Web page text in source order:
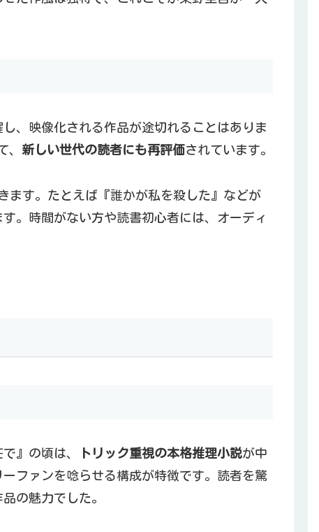
、映像化される作品が途切れることはありま
、 新しい世代の読者にも再評価されています。
ます。たとえば『誰かが私を殺した』などが
。時間がない方や読書初心者には、オーディ
』の頃は、 トリック重視の本格推理小説が中
ファンを唸らせる構成が特徴です。読者を驚
の魅力でした。